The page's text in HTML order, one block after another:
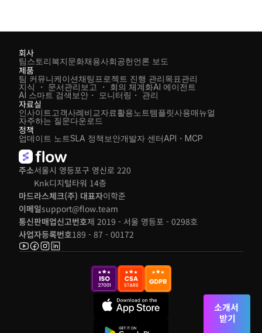
주소서울시 영등포구 영신로 220
Knk디지털타워 14층
마드라스체크(주) 대표자이학준
이메일support@flow.team
통신판매업신고번호제 2019 - 서울 영등포 - 0298호
사업자등록번호189 - 87 - 00172
회사
팀스토리복지문화채용사회공헌언론 보도
제품
팀 커뮤니케이션채팅 프로젝트 진행 관리목표관리
지식 ・ 문서관리 보고 ・ 회의 체계화
AI 스마트 검색
AI 에이전트
보안・ 모니터링・ 관리
자료실
인사이트 고객사례비교자료활용노트템플릿사용매뉴얼
자주하는 질문다운로드
정책
업데이트 노트SLA 정책 보안개발자 센터API・MCP
소개서
받기